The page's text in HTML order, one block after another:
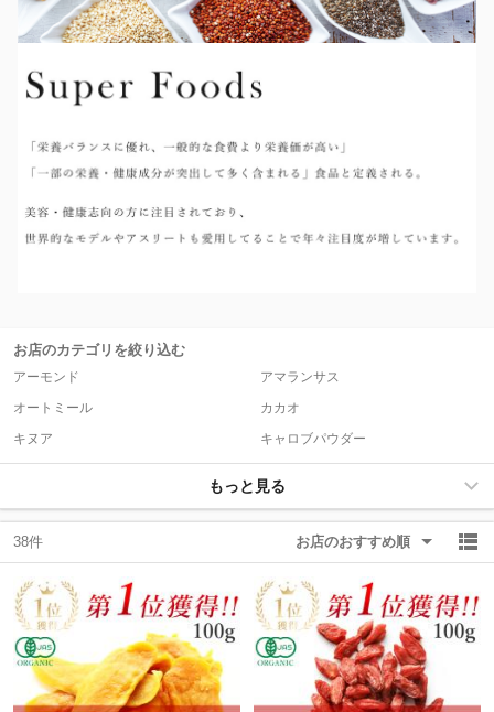
お店のカテゴリを絞り込む
アーモンド
アマランサス
オートミール
カカオ
キヌア
キャロブパウダー
もっと見る
38件 お店のおすすめ順